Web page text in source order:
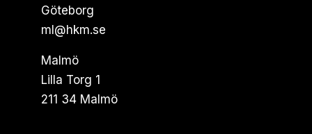
Göteborg
ml@hkm.se
Malmö
Lilla Torg 1
211 34 Malmö